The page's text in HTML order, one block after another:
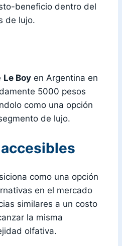
beneficio dentro del
de lujo.
Le Boy en Argentina en
5000 pesos
como una opción
de lujo.
como una opción
en el mercado
similares a un costo
la misma
olfativa.